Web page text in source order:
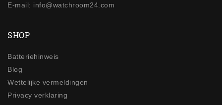
E-mail: info@watchroom24.com
SHOP
Batteriehinweis
Blog
Wettelijke vermeldingen
Privacy verklaring